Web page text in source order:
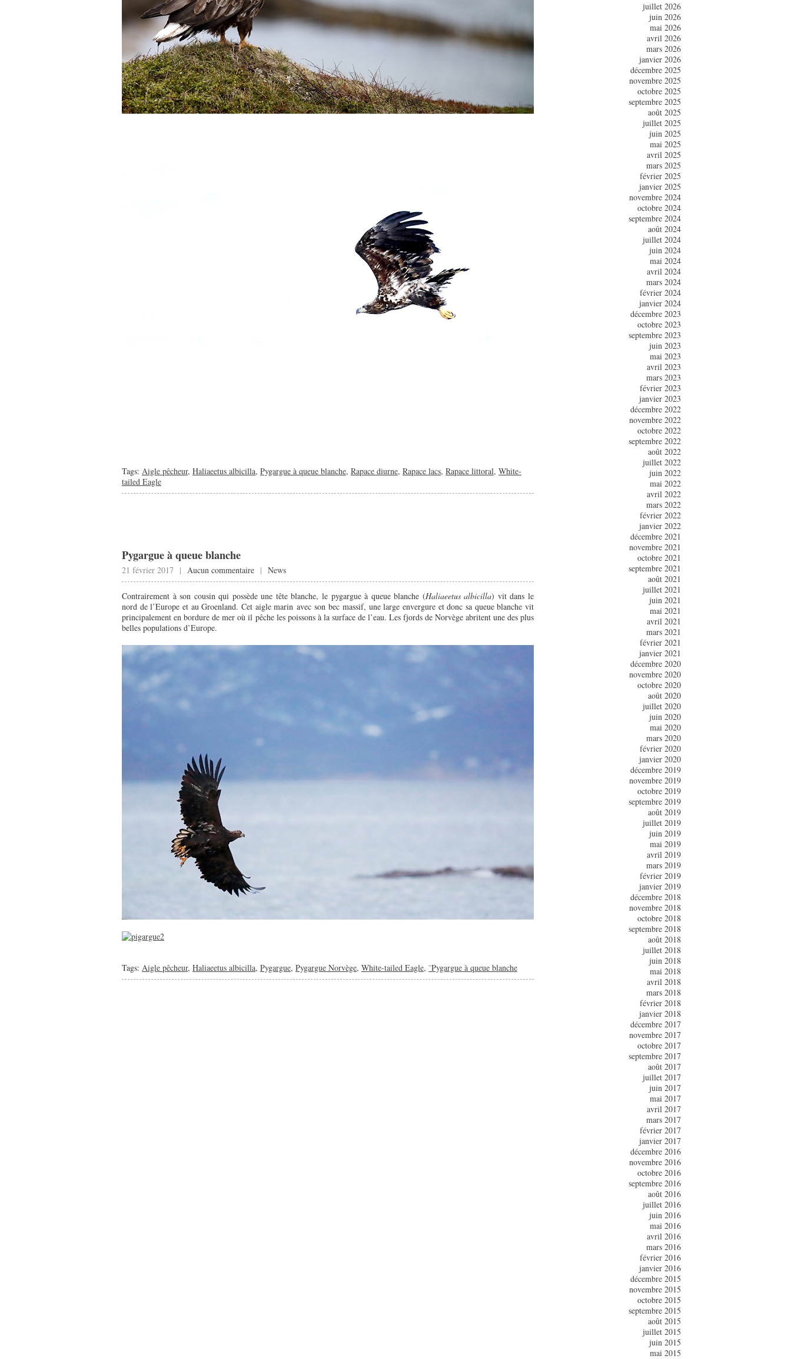
Tags: Aigle pêcheur, Haliaeetus albicilla, Pygargue à queue blanche, Rapace diurne, Rapace lacs, Rapace littoral, White-
tailed Eagle
Pygargue à queue blanche
21 février 2017 | Aucun commentaire | News
Contrairement à son cousin qui possède une tête blanche, le pygargue à queue blanche (Haliaeetus albicilla) vit dans le
nord de l’Europe et au Groenland. Cet aigle marin avec son bec massif, une large envergure et donc sa queue blanche vit
principalement en bordure de mer où il pêche les poissons à la surface de l’eau. Les fjords de Norvège abritent une des plus
belles populations d’Europe.
Tags: Aigle pêcheur, Haliaeetus albicilla, Pygargue, Pygargue Norvège, White-tailed Eagle, ¨Pygargue à queue blanche
juillet 2026
juin 2026
mai 2026
avril 2026
mars 2026
janvier 2026
décembre 2025
novembre 2025
octobre 2025
septembre 2025
août 2025
juillet 2025
juin 2025
mai 2025
avril 2025
mars 2025
février 2025
janvier 2025
novembre 2024
octobre 2024
septembre 2024
août 2024
juillet 2024
juin 2024
mai 2024
avril 2024
mars 2024
février 2024
janvier 2024
décembre 2023
octobre 2023
septembre 2023
juin 2023
mai 2023
avril 2023
mars 2023
février 2023
janvier 2023
décembre 2022
novembre 2022
octobre 2022
septembre 2022
août 2022
juillet 2022
juin 2022
mai 2022
avril 2022
mars 2022
février 2022
janvier 2022
décembre 2021
novembre 2021
octobre 2021
septembre 2021
août 2021
juillet 2021
juin 2021
mai 2021
avril 2021
mars 2021
février 2021
janvier 2021
décembre 2020
novembre 2020
octobre 2020
août 2020
juillet 2020
juin 2020
mai 2020
mars 2020
février 2020
janvier 2020
décembre 2019
novembre 2019
octobre 2019
septembre 2019
août 2019
juillet 2019
juin 2019
mai 2019
avril 2019
mars 2019
février 2019
janvier 2019
décembre 2018
novembre 2018
octobre 2018
septembre 2018
août 2018
juillet 2018
juin 2018
mai 2018
avril 2018
mars 2018
février 2018
janvier 2018
décembre 2017
novembre 2017
octobre 2017
septembre 2017
août 2017
juillet 2017
juin 2017
mai 2017
avril 2017
mars 2017
février 2017
janvier 2017
décembre 2016
novembre 2016
octobre 2016
septembre 2016
août 2016
juillet 2016
juin 2016
mai 2016
avril 2016
mars 2016
février 2016
janvier 2016
décembre 2015
novembre 2015
octobre 2015
septembre 2015
août 2015
juillet 2015
juin 2015
mai 2015